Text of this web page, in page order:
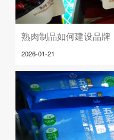
熟肉制品如何建设品牌
2026-01-21